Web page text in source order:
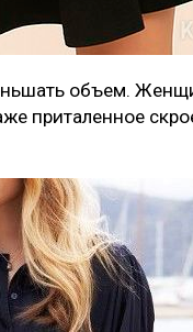
объем.
приталенное